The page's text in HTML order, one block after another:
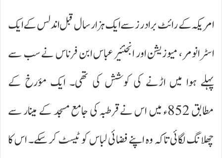
امریکہ کے رائٹ برادرز سے ایک ہزار سال قبل اندلس کے ایک
اسٹرانومر، میوزیشن اور انجنئیر عباس ابن فرناس نے سب سے
پہلے ہوا میں اڑنے کی کوشش کی تھی۔ ایک مؤرخ کے
مطابق 852ء میں اس نے قرطبہ کی جامع مسجد کے مینار سے
چھلانگ لگائی تاکہ وہ اپنے فضائی لباس کو ٹیسٹ کر سکے۔ اس کا